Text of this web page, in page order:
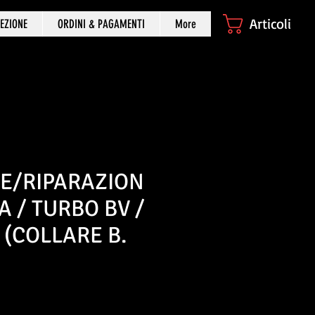
ORDINI & PAGAMENTI More Articoli
RIPARAZION
/ TURBO BV /
B.